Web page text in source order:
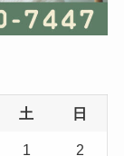
土 日
1 2